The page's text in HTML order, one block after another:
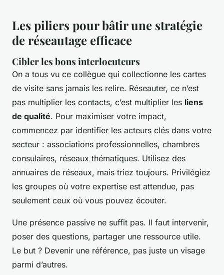
Les piliers pour bâtir une stratégie
de réseautage efficace
Cibler les bons interlocuteurs
On a tous vu ce collègue qui collectionne les cartes
de visite sans jamais les relire. Réseauter, ce n’est
pas multiplier les contacts, c’est multiplier les liens
de qualité. Pour maximiser votre impact,
commencez par identifier les acteurs clés dans votre
secteur : associations professionnelles, chambres
consulaires, réseaux thématiques. Utilisez des
annuaires de réseaux, mais triez toujours. Privilégiez
les groupes où votre expertise est attendue, pas
seulement ceux où vous pouvez écouter.
Une présence passive ne suffit pas. Il faut intervenir,
poser des questions, partager une ressource utile.
Le but ? Devenir une référence, pas juste un visage
parmi d’autres.